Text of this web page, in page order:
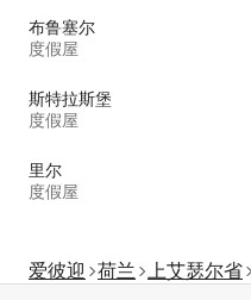
布鲁塞尔
度假屋
斯特拉斯堡
度假屋
里尔
度假屋
爱彼迎 荷兰 上艾瑟尔省